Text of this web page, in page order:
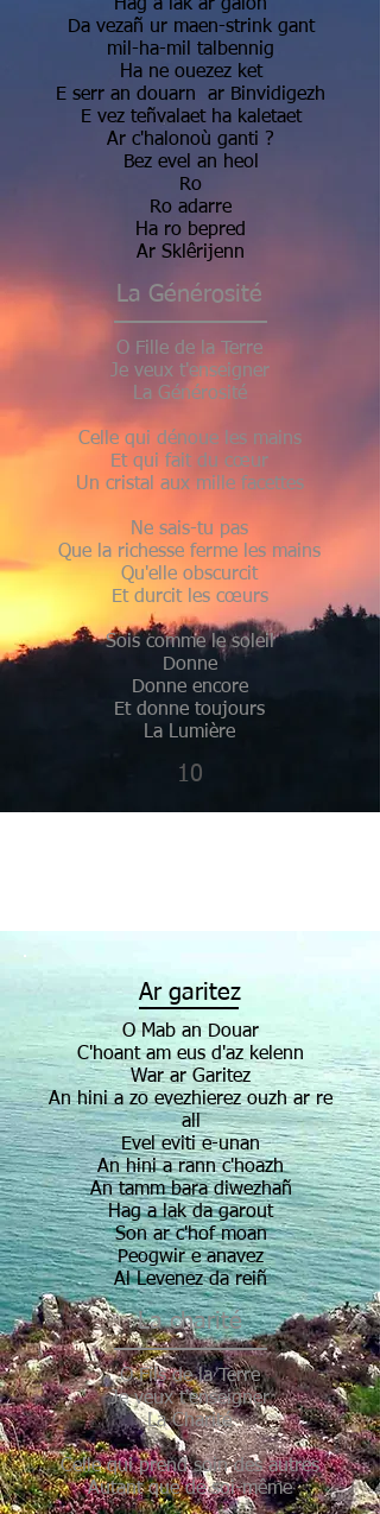
Hag a lak ar galon
Da vezañ ur maen-strink gant
mil-ha-mil talbennig
Ha ne ouezez ket
E serr an douarn ar Binvidigezh
E vez teñvalaet ha kaletaet
Ar c'halonoù ganti ?
Bez evel an heol
Ro
Ro adarre
Ha ro bepred
Ar Sklêrijenn
La Générosité
O Fille de la Terre
Je veux t'enseigner
La Générosité
Celle qui dénoue les mains
Et qui fait du cœur
Un cristal aux mille facettes
Ne sais-tu pas
Que la richesse ferme les mains
Qu'elle obscurcit
Et durcit les cœurs
Sois comme le soleil
Donne
Donne encore
Et donne toujours
La Lumière
10
Ar garitez
O Mab an Douar
C'hoant am eus d'az kelenn
War ar Garitez
An hini a zo evezhierez ouzh ar re
all
Evel eviti e-unan
An hini a rann c'hoazh
An tamm bara diwezhañ
Hag a lak da garout
Son ar c'hof moan
Peogwir e anavez
Al Levenez da reiñ
La charité
O Fils de la Terre
Je veux t'enseigner
La Charité
Celle qui prend soin des autres
Autant que de soi-même